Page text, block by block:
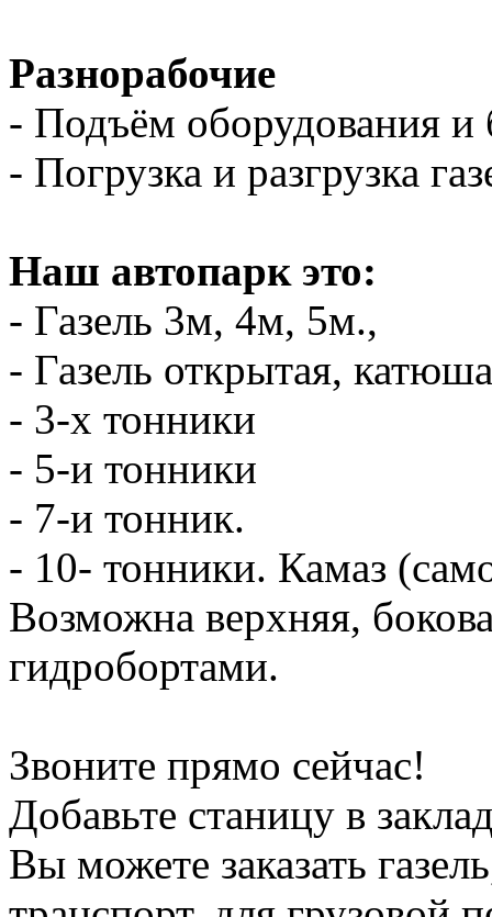
Разнорабочие
- Подъём оборудования и
- Погрузка и разгрузка
Наш автопарк это:
- Газель 3м, 4м, 5м.,
- Газель открытая,
- 3-х тонники
- 5-и тонники
- 7-и тонник.
- 10- тонники. Камаз
Возможна верхняя,
гидробортами.
Звоните прямо сейчас!
Добавьте станицу в
Вы можете заказать